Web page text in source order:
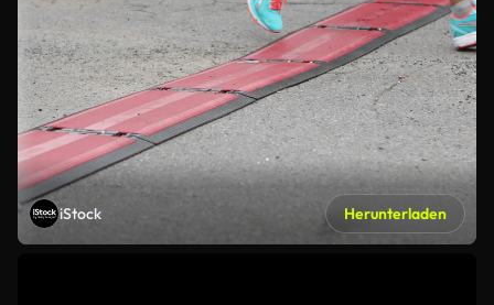
iStock Herunterladen